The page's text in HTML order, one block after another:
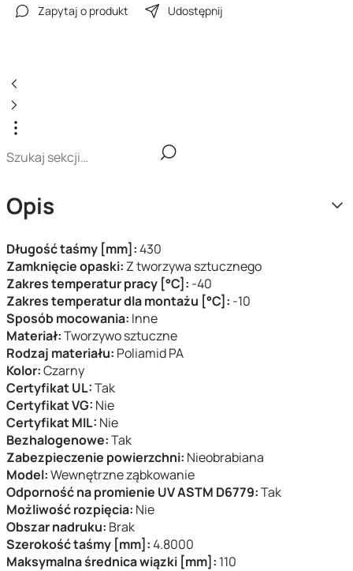
Zapytaj o produkt Udostępnij
Opis
Długość taśmy [mm]:430
Zamknięcie opaski: Z tworzywa sztucznego
Zakres temperatur pracy [°C]: -40
Zakres temperatur dla montażu [°C]: -10
Sposób mocowania: Inne
Materiał:Tworzywo sztuczne
Rodzaj materiału: Poliamid PA
Kolor:Czarny
Certyfikat UL:Tak
Certyfikat VG: Nie
Certyfikat MIL: Nie
Bezhalogenowe:Tak
Zabezpieczenie powierzchni: Nieobrabiana
Model:Wewnętrzne ząbkowanie
Odporność na promienie UV ASTM D6779:Tak
Możliwość rozpięcia: Nie
Obszar nadruku: Brak
Szerokość taśmy [mm]:4.8000
Maksymalna średnica wiązki [mm]: 110